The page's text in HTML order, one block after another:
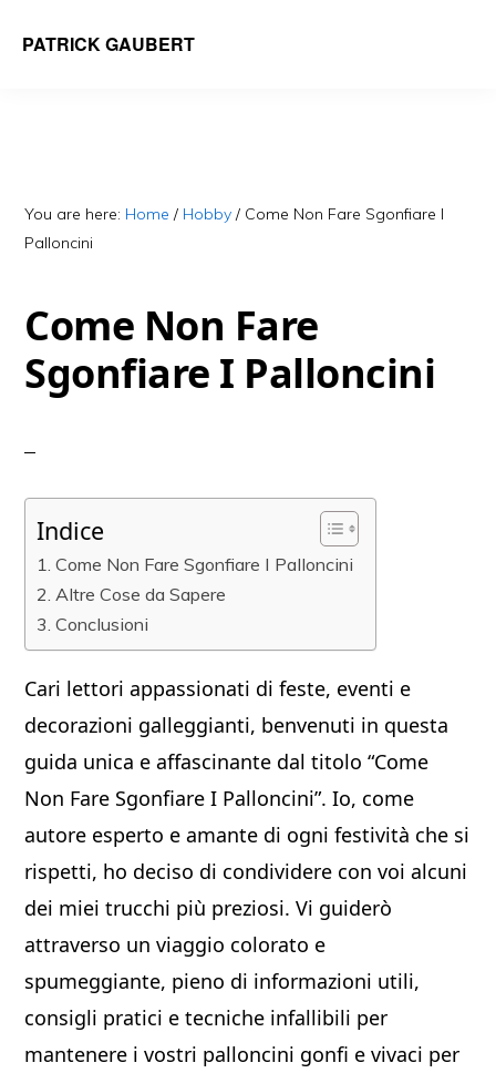
PATRICK GAUBERT
You are here: Home / Hobby / Come Non Fare Sgonfiare I
Palloncini
Come Non Fare
Sgonfiare I Palloncini
Indice
Come Non Fare Sgonfiare I Palloncini
Altre Cose da Sapere
Conclusioni
Cari lettori appassionati di feste, eventi e
decorazioni galleggianti, benvenuti in questa
guida unica e affascinante dal titolo “Come
Non Fare Sgonfiare I Palloncini”. Io, come
autore esperto e amante di ogni festività che si
rispetti, ho deciso di condividere con voi alcuni
dei miei trucchi più preziosi. Vi guiderò
attraverso un viaggio colorato e
spumeggiante, pieno di informazioni utili,
consigli pratici e tecniche infallibili per
mantenere i vostri palloncini gonfi e vivaci per